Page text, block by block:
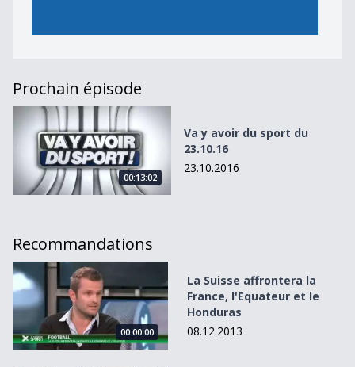
Prochain épisode
Va y avoir du sport du 23.10.16
00:13:02
Va y avoir du sport du
23.10.16
23.10.2016
Recommandations
La Suisse affrontera la France, l&#039;Equateur et le
00:00:00
La Suisse affrontera la
France, l'Equateur et le
Honduras
08.12.2013